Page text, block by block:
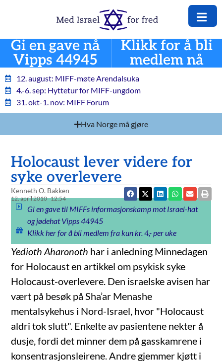
Gi en gave nå
Vipps 44945
Klikk for å bli
medlem nå
12. august: MIFF-møte Arendalsuka
4.-6. sep: Hyttetur for MIFF-ungdom
31. okt-1. nov: MIFF Forum
Hva Norge må gjøre
Holocaust lever videre for
syke overlevere
Kenneth O. Bakken
12. april 2010 12:54
Gi en gave til MIFFs informasjonskamp mot Israel-hat
og jødehat Vipps 44945
Klikk her for å bli medlem fra kun kr. 4,- per uke
Yedioth Aharonoth har i anledning Minnedagen
for Holocaust en artikkel om psykisk syke
Holocaust-overlevere. Den israelske avisen har
vært på besøk på Sha’ar Menashe
mentalsykehus i Nord-Israel, hvor "Holocaust
aldri tok slutt". Enkelte av pasientene nekter å
dusje, fordi det minner dem på gasskamrene i
konsentrasjonsleirene. Andre gjemmer kjøtt i